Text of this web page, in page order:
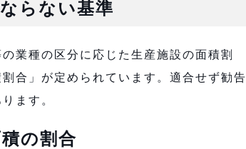
らない基準
業種の区分に応じた生産施設の面積割
合」が定められています。適合せず勧告
ます。
の割合